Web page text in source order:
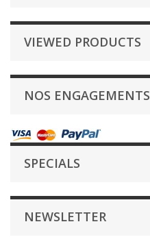
VIEWED PRODUCTS
NOS ENGAGEMENTS
SPECIALS
NEWSLETTER